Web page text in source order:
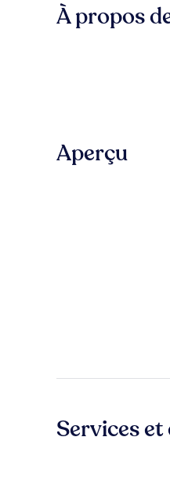
À propos
Aperçu
Services